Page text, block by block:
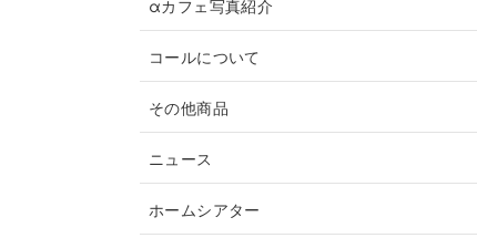
コールについて
その他商品
ニュース
ホームシアター